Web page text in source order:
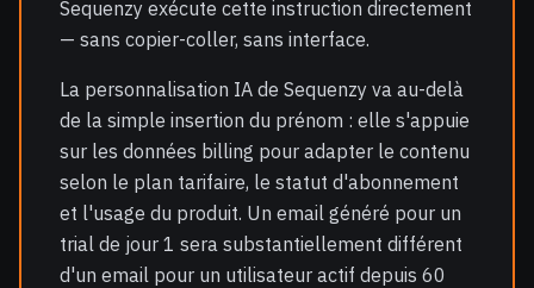
Sequenzy exécute cette instruction directement
— sans copier-coller, sans interface.
La personnalisation IA de Sequenzy va au-delà
de la simple insertion du prénom : elle s'appuie
sur les données billing pour adapter le contenu
selon le plan tarifaire, le statut d'abonnement
et l'usage du produit. Un email généré pour un
trial de jour 1 sera substantiellement différent
d'un email pour un utilisateur actif depuis 60